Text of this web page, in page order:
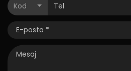
Kod